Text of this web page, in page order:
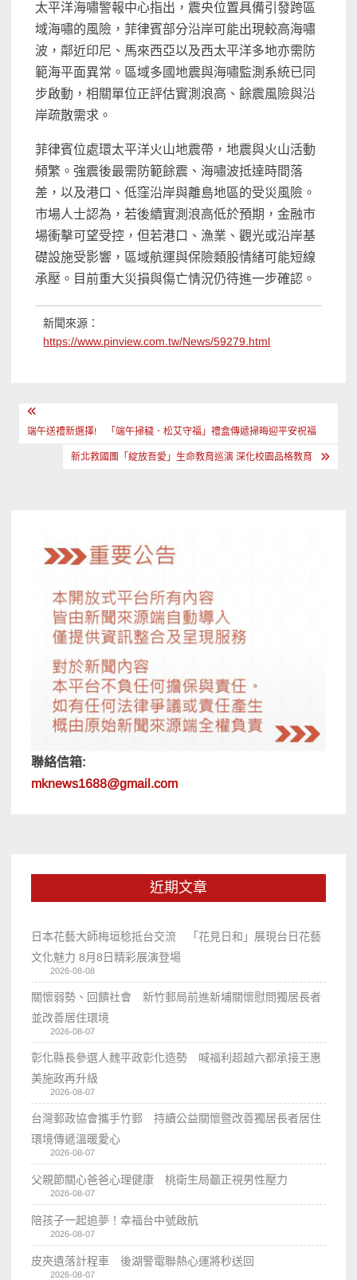
太平洋海嘯警報中心指出，震央位置具備引發跨區
域海嘯的風險，菲律賓部分沿岸可能出現較高海嘯
波，鄰近印尼、馬來西亞以及西太平洋多地亦需防
範海平面異常。區域多國地震與海嘯監測系統已同
步啟動，相關單位正評估實測浪高、餘震風險與沿
岸疏散需求。
菲律賓位處環太平洋火山地震帶，地震與火山活動
頻繁。強震後最需防範餘震、海嘯波抵達時間落
差，以及港口、低窪沿岸與離島地區的受災風險。
市場人士認為，若後續實測浪高低於預期，金融市
場衝擊可望受控，但若港口、漁業、觀光或沿岸基
礎設施受影響，區域航運與保險類股情緒可能短線
承壓。目前重大災損與傷亡情況仍待進一步確認。
新聞來源：
https://www.pinview.com.tw/News/59279.html
文
章
端午送禮新選擇! 「端午掃穢．松艾守福」禮盒傳遞掃晦迎平安祝福
新北救國團「綻放吾愛」生命教育巡演 深化校園品格教育
聯絡信箱:
mknews1688@gmail.com
近期文章
日本花藝大師梅垣稔抵台交流 「花見日和」展現台日花藝
文化魅力 8月8日精彩展演登場
2026-08-08
關懷弱勢、回饋社會 新竹郵局前進新埔關懷慰問獨居長者
並改善居住環境
2026-08-07
彰化縣長參選人魏平政彰化造勢 喊福利超越六都承接王惠
美施政再升級
2026-08-07
台灣郵政協會攜手竹郵 持續公益關懷暨改善獨居長者居住
環境傳遞溫暖愛心
2026-08-07
父親節關心爸爸心理健康 桃衛生局籲正視男性壓力
2026-08-07
陪孩子一起追夢！幸福台中號啟航
2026-08-07
皮夾遺落計程車 後湖警電聯熱心運將秒送回
2026-08-07